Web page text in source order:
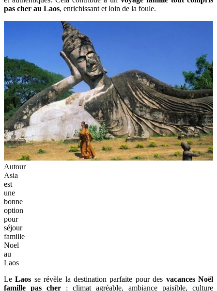
pas cher au Laos, enrichissant et loin de la foule.
Autour
Asia
est
une
bonne
option
pour
séjour
famille
Noel
au
Laos
LeLaos se révèle la destination parfaite pour des vacances Noël
famille pas cher : climat agréable, ambiance paisible, culture